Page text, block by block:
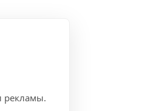
рекламы.